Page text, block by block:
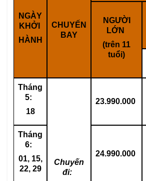
NGÀY
KHỞI
HÀNH
CHUYẾN
BAY
NGƯỜI
LỚN
(trên 11
tuổi)
Tháng
5:
18
Chuyến
đi:
23.990.000
Tháng
6:
01, 15,
22, 29
24.990.000